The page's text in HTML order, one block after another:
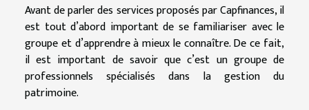
Avant de parler des services proposés par Capfinances, il
est tout d’abord important de se familiariser avec le
groupe et d’apprendre à mieux le connaître. De ce fait,
il est important de savoir que c’est un groupe de
professionnels spécialisés dans la gestion du
patrimoine.